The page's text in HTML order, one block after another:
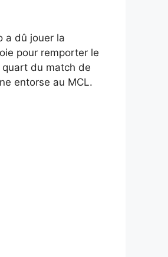
a dû jouer la
pour remporter le
du match de
entorse au MCL.